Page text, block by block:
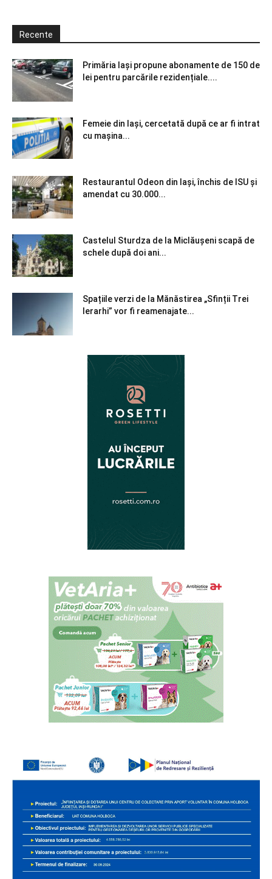
Recente
Primăria Iași propune abonamente de 150 de
lei pentru parcările rezidențiale....
Femeie din Iași, cercetată după ce ar fi intrat
cu mașina...
Restaurantul Odeon din Iași, închis de ISU și
amendat cu 30.000...
Castelul Sturdza de la Miclăușeni scapă de
schele după doi ani...
Spațiile verzi de la Mănăstirea „Sfinții Trei
Ierarhi” vor fi reamenajate...